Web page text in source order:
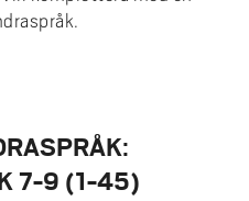
7-9 (1-45)